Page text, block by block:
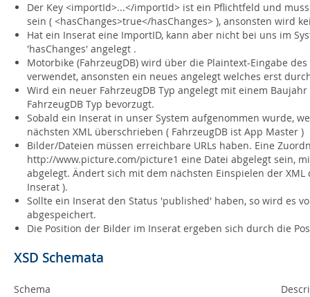
Der Key <importId>...</importId> ist ein Pflichtfeld und
sein ( <hasChanges>true</hasChanges> ), ansonsten wird
Hat ein Inserat eine ImportID, kann aber nicht bei uns im
'hasChanges' angelegt .
Motorbike (FahrzeugDB) wird über die Plaintext-Eingabe
verwendet, ansonsten ein neues angelegt welches erst
Wird ein neuer FahrzeugDB Typ angelegt mit einem
FahrzeugDB Typ bevorzugt.
Sobald ein Inserat in unser System aufgenommen wurde,
nächsten XML überschrieben ( FahrzeugDB ist App Master )
Bilder/Dateien müssen erreichbare URLs haben. Eine
http://www.picture.com/picture1 eine Datei abgelegt sein,
abgelegt. Ändert sich mit dem nächsten Einspielen der
Inserat ).
Sollte ein Inserat den Status 'published' haben, so wird es
abgespeichert.
Die Position der Bilder im Inserat ergeben sich durch die
XSD Schemata
Schema